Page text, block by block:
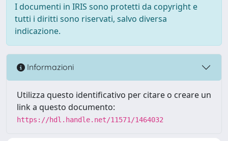
I documenti in IRIS sono protetti da copyright e
tutti i diritti sono riservati, salvo diversa
indicazione.
Informazioni
Utilizza questo identificativo per citare o creare un
link a questo documento:
https://hdl.handle.net/11571/1464032